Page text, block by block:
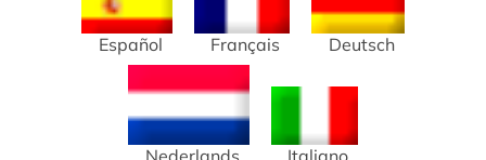
Español Français Deutsch
Nederlands Italiano